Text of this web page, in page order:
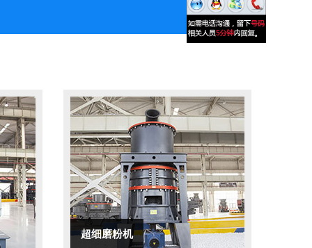
超细磨粉机